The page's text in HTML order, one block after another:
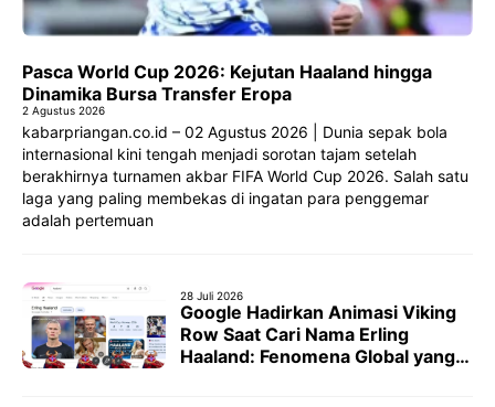
Pasca World Cup 2026: Kejutan Haaland hingga
Dinamika Bursa Transfer Eropa
2 Agustus 2026
kabarpriangan.co.id – 02 Agustus 2026 | Dunia sepak bola
internasional kini tengah menjadi sorotan tajam setelah
berakhirnya turnamen akbar FIFA World Cup 2026. Salah satu
laga yang paling membekas di ingatan para penggemar
adalah pertemuan
28 Juli 2026
Google Hadirkan Animasi Viking
Row Saat Cari Nama Erling
Haaland: Fenomena Global yang